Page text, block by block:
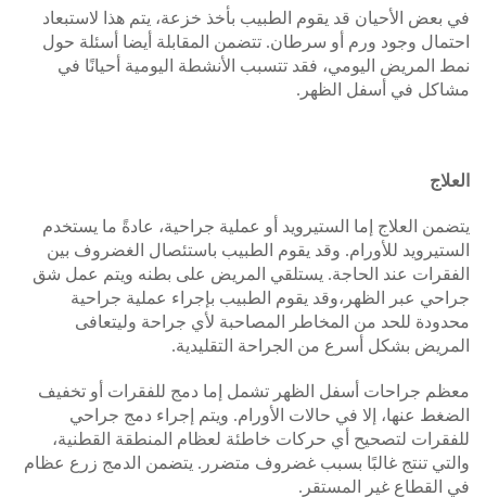
في بعض الأحيان قد يقوم الطبيب بأخذ خزعة، يتم هذا لاستبعاد
احتمال وجود ورم أو سرطان. تتضمن المقابلة أيضا أسئلة حول
نمط المريض اليومي، فقد تتسبب الأنشطة اليومية أحيانًا في
مشاكل في أسفل الظهر.
العلاج
يتضمن العلاج إما الستيرويد أو عملية جراحية، عادةً ما يستخدم
الستيرويد للأورام. وقد يقوم الطبيب باستئصال الغضروف بين
الفقرات عند الحاجة. يستلقي المريض على بطنه ويتم عمل شق
جراحي عبر الظهر،وقد يقوم الطبيب بإجراء عملية جراحية
محدودة للحد من المخاطر المصاحبة لأي جراحة وليتعافى
المريض بشكل أسرع من الجراحة التقليدية.
معظم جراحات أسفل الظهر تشمل إما دمج للفقرات أو تخفيف
الضغط عنها، إلا في حالات الأورام. ويتم إجراء دمج جراحي
للفقرات لتصحيح أي حركات خاطئة لعظام المنطقة القطنية،
والتي تنتج غالبًا بسبب غضروف متضرر. يتضمن الدمج زرع عظام
في القطاع غير المستقر.